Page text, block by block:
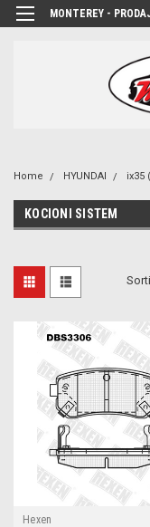
MONTEREY -
Home HYUNDAI ix35
KOCIONI SISTEM
Hexen